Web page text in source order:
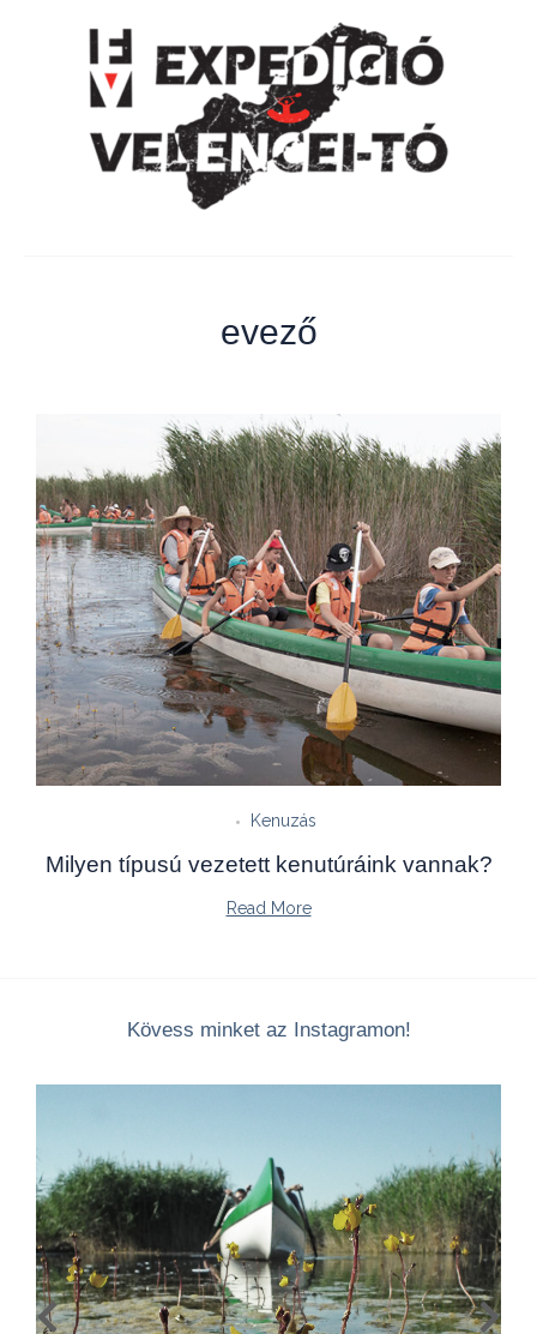
evező
Kenuzás
Milyen típusú vezetett kenutúráink vannak?
Read More
Kövess minket az Instagramon!